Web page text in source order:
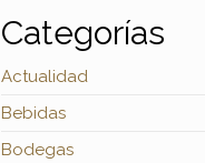
Categorías
Actualidad
Bebidas
Bodegas